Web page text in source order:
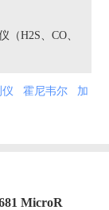
H2S、CO、
仪 霍尼韦尔
加
MicroR